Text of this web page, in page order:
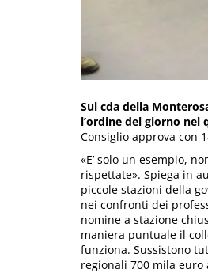
Sul cda della
l’ordine del giorno
Consiglio approva con
«E’ solo un esempio,
rispettate». Spiega in
piccole stazioni della
nei confronti dei
nomine a stazione
maniera puntuale il
funziona. Sussistono
regionali 700 mila euro